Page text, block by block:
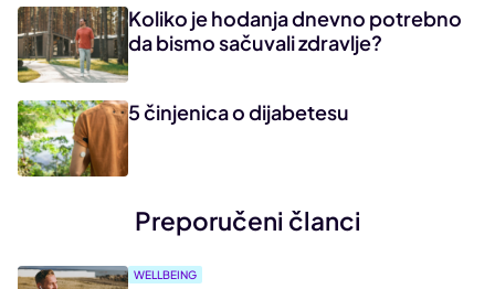
Koliko je hodanja dnevno potrebno
da bismo sačuvali zdravlje?
5 činjenica o dijabetesu
Preporučeni članci
WELLBEING